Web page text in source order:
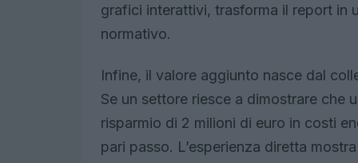
grafici interattivi, trasforma il report in
normativo.
Infine, il valore aggiunto nasce dal
Se un settore riesce a dimostrare che
risparmio di 2 milioni di euro in costi
pari passo. L’esperienza diretta